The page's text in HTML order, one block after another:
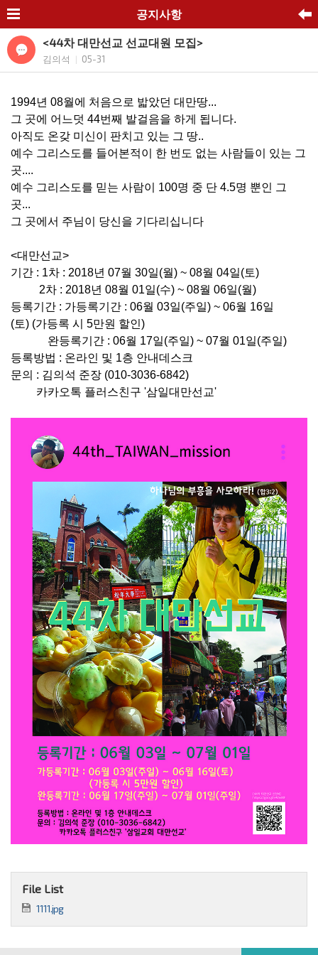
공지사항
<44차 대만선교 선교대원 모집>
김의석 05-31
1994년 08월에 처음으로 밟았던 대만땅...
그 곳에 어느덧 44번째 발걸음을 하게 됩니다.
아직도 온갖 미신이 판치고 있는 그 땅..
예수 그리스도를 들어본적이 한 번도 없는 사람들이 있는 그
곳....
예수 그리스도를 믿는 사람이 100명 중 단 4.5명 뿐인 그
곳...
그 곳에서 주님이 당신을 기다리십니다
<대만선교>
기간 : 1차 : 2018년 07월 30일(월) ~ 08월 04일(토)
2차 : 2018년 08월 01일(수) ~ 08월 06일(월)
등록기간 : 가등록기간 : 06월 03일(주일) ~ 06월 16일
(토) (가등록 시 5만원 할인)
완등록기간 : 06월 17일(주일) ~ 07월 01일(주일)
등록방법 : 온라인 및 1층 안내데스크
문의 : 김의석 준장 (010-3036-6842)
카카오톡 플러스친구 '삼일대만선교'
File List
1111.jpg